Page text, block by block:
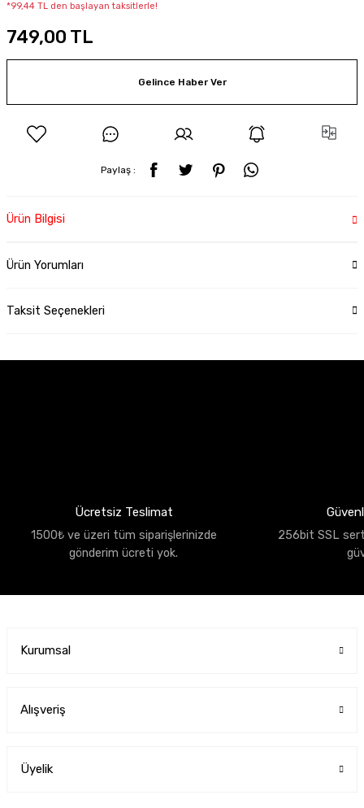
*99,44 TL den başlayan taksitlerle!
749,00 TL
Gelince Haber Ver
Paylaş :
Ürün Bilgisi
Ürün Yorumları
Taksit Seçenekleri
Ücretsiz Teslimat
1500₺ ve üzeri tüm siparişlerinizde
gönderim ücreti yok.
256bit SSL
Kurumsal
Alışveriş
Üyelik